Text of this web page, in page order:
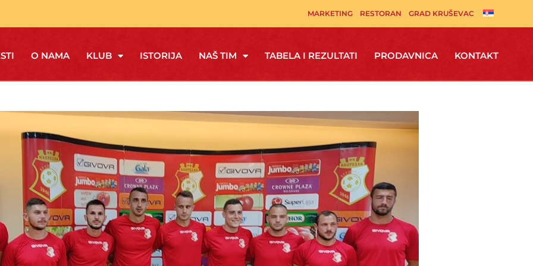
MARKETING RESTORAN GRAD KRUŠEVAC
O NAMA KLUB ISTORIJA NAŠ TIM TABELA I REZULTATI PRODAVNICA KONTAKT